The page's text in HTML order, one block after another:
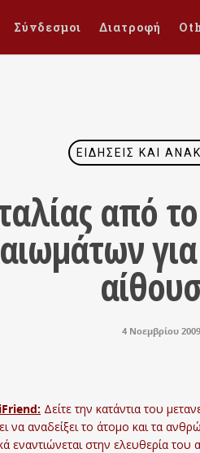
Σύνδεσμοι Διατροφή
ΕΙΔΉΣΕΙΣ ΚΑΙ
από
4 Νοεμβρίου 2009
Δείτε την κατάντια του
να αναδείξει το άτομο και τα
εναντιώνεται στην ελευθερία του